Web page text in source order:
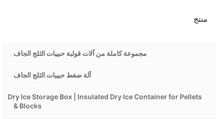
منتج
مجموعة كاملة من آلات قولبة حبيبات الثلج الجاف
آلة ضغط حبيبات الثلج الجاف
Dry Ice Storage Box | Insulated Dry Ice Container for Pellets
& Blocks